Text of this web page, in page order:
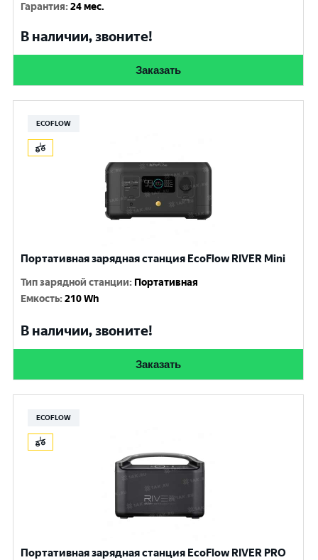
Гарантия:24 мес.
В наличии, звоните!
Заказать
ECOFLOW
Портативная зарядная станция EcoFlow RIVER Mini
Тип зарядной станции: Портативная
Емкость:210 Wh
В наличии, звоните!
Заказать
ECOFLOW
Портативная зарядная станция EcoFlow RIVER PRO